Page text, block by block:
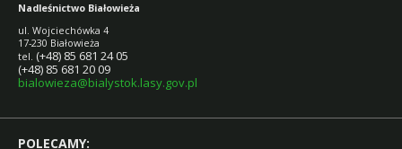
Nadleśnictwo Białowieża
ul. Wojciechówka 4
17-230 Białowieża
tel. (+48) 85 681 24 05
(+48) 85 681 20 09
bialowieza@bialystok.lasy.gov.pl
POLECAMY: